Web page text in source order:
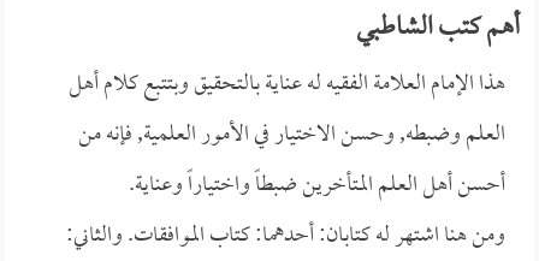
أهم كتب الشاطبي
هذا الإمام العلامة الفقيه له عناية بالتحقيق وبتتبع كلام أهل
العلم وضبطه, وحسن الاختيار في الأمور العلمية, فإنه من
أحسن أهل العلم المتأخرين ضبطاً واختياراً وعناية.
ومن هنا اشتهر له كتابان: أحدهما: كتاب الموافقات. والثاني: